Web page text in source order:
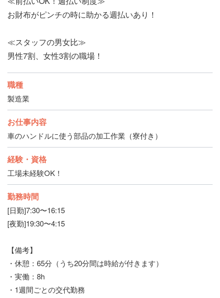
お財布がピンチの時に助かる週払いあり！
≪スタッフの男女比≫
男性7割、女性3割の職場！
職種
製造業
お仕事内容
車のハンドルに使う部品の加工作業（寮付き）
経験・資格
工場未経験OK！
勤務時間
[日勤]7:30〜16:15
[夜勤]19:30〜4:15
【備考】
・休憩：65分（うち20分間は時給が付きます）
・実働：8h
・1週間ごとの交代勤務